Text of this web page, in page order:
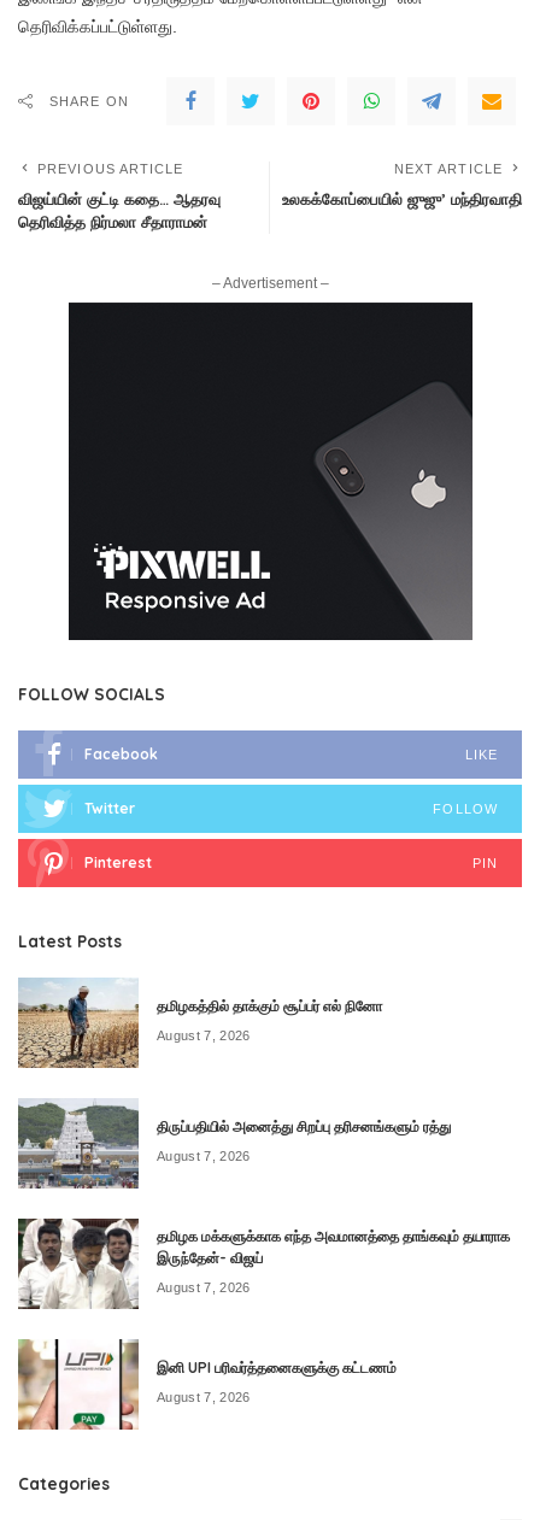
தெரிவிக்கப்பட்டுள்ளது.
SHARE ON
PREVIOUS ARTICLE
விஜய்யின் குட்டி கதை… ஆதரவு
தெரிவித்த நிர்மலா சீதாராமன்
NEXT ARTICLE
உலகக்கோப்பையில் ஜுஜு’ மந்திரவாதி
– Advertisement –
FOLLOW SOCIALS
Facebook LIKE
Twitter FOLLOW
Pinterest PIN
Latest Posts
தமிழகத்தில் தாக்கும் சூப்பர் எல் நினோ
August 7, 2026
திருப்பதியில் அனைத்து சிறப்பு தரிசனங்களும் ரத்து
August 7, 2026
தமிழக மக்களுக்காக எந்த அவமானத்தை தாங்கவும் தயாராக
இருந்தேன்- விஜய்
August 7, 2026
இனி UPI பரிவர்த்தனைகளுக்கு கட்டணம்
August 7, 2026
Categories